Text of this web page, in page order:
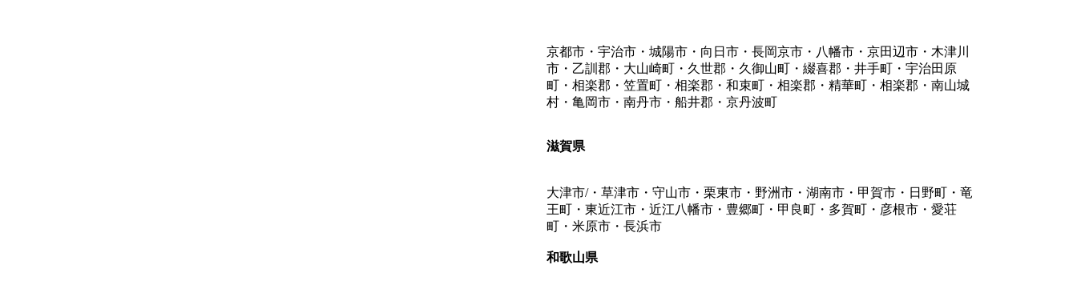
京都市・宇治市・城陽市・向日市・長岡京市・八幡市・京田辺市・木津川
市・乙訓郡・大山崎町・久世郡・久御山町・綴喜郡・井手町・宇治田原
町・相楽郡・笠置町・相楽郡・和束町・相楽郡・精華町・相楽郡・南山城
村・亀岡市・南丹市・船井郡・京丹波町
滋賀県
大津市/・草津市・守山市・栗東市・野洲市・湖南市・甲賀市・日野町・竜
王町・東近江市・近江八幡市・豊郷町・甲良町・多賀町・彦根市・愛荘
町・米原市・長浜市
和歌山県